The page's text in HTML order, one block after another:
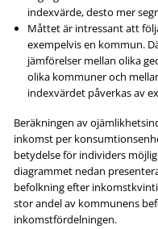
indexvärde, desto mer
Måttet är intressant att
exempelvis en kommun.
jämförelser mellan olika
olika kommuner och
indexvärdet påverkas av
Beräkningen av
inkomst per
betydelse för individers
diagrammet nedan
befolkning efter
stor andel av kommunens
inkomstfördelningen.